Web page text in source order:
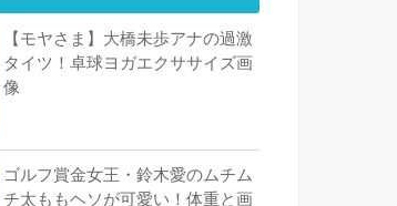
【モヤさま】大橋未歩アナの過激
タイツ！卓球ヨガエクササイズ画
像
ゴルフ賞金女王・鈴木愛のムチム
チ太ももヘソが可愛い！体重と画